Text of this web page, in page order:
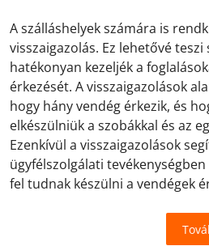
A szálláshelyek számára is
visszaigazolás. Ez lehetővé
hatékonyan kezeljék a
érkezését. A visszaigazolások
hogy hány vendég érkezik, és
elkészülniük a szobákkal és az
Ezenkívül a visszaigazolások
ügyfélszolgálati
fel tudnak készülni a vendégek